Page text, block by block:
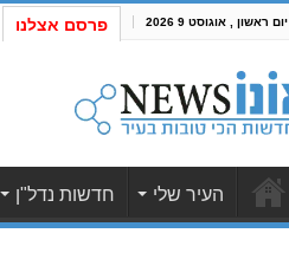
יום ראשון , אוגוסט 9 2026 פרסם אצלנו
העיר שלי חדשות נדל"ן